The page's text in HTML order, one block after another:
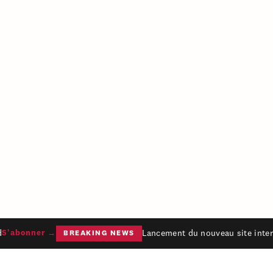
→ BREAKING NEWS Lancement du nouveau site